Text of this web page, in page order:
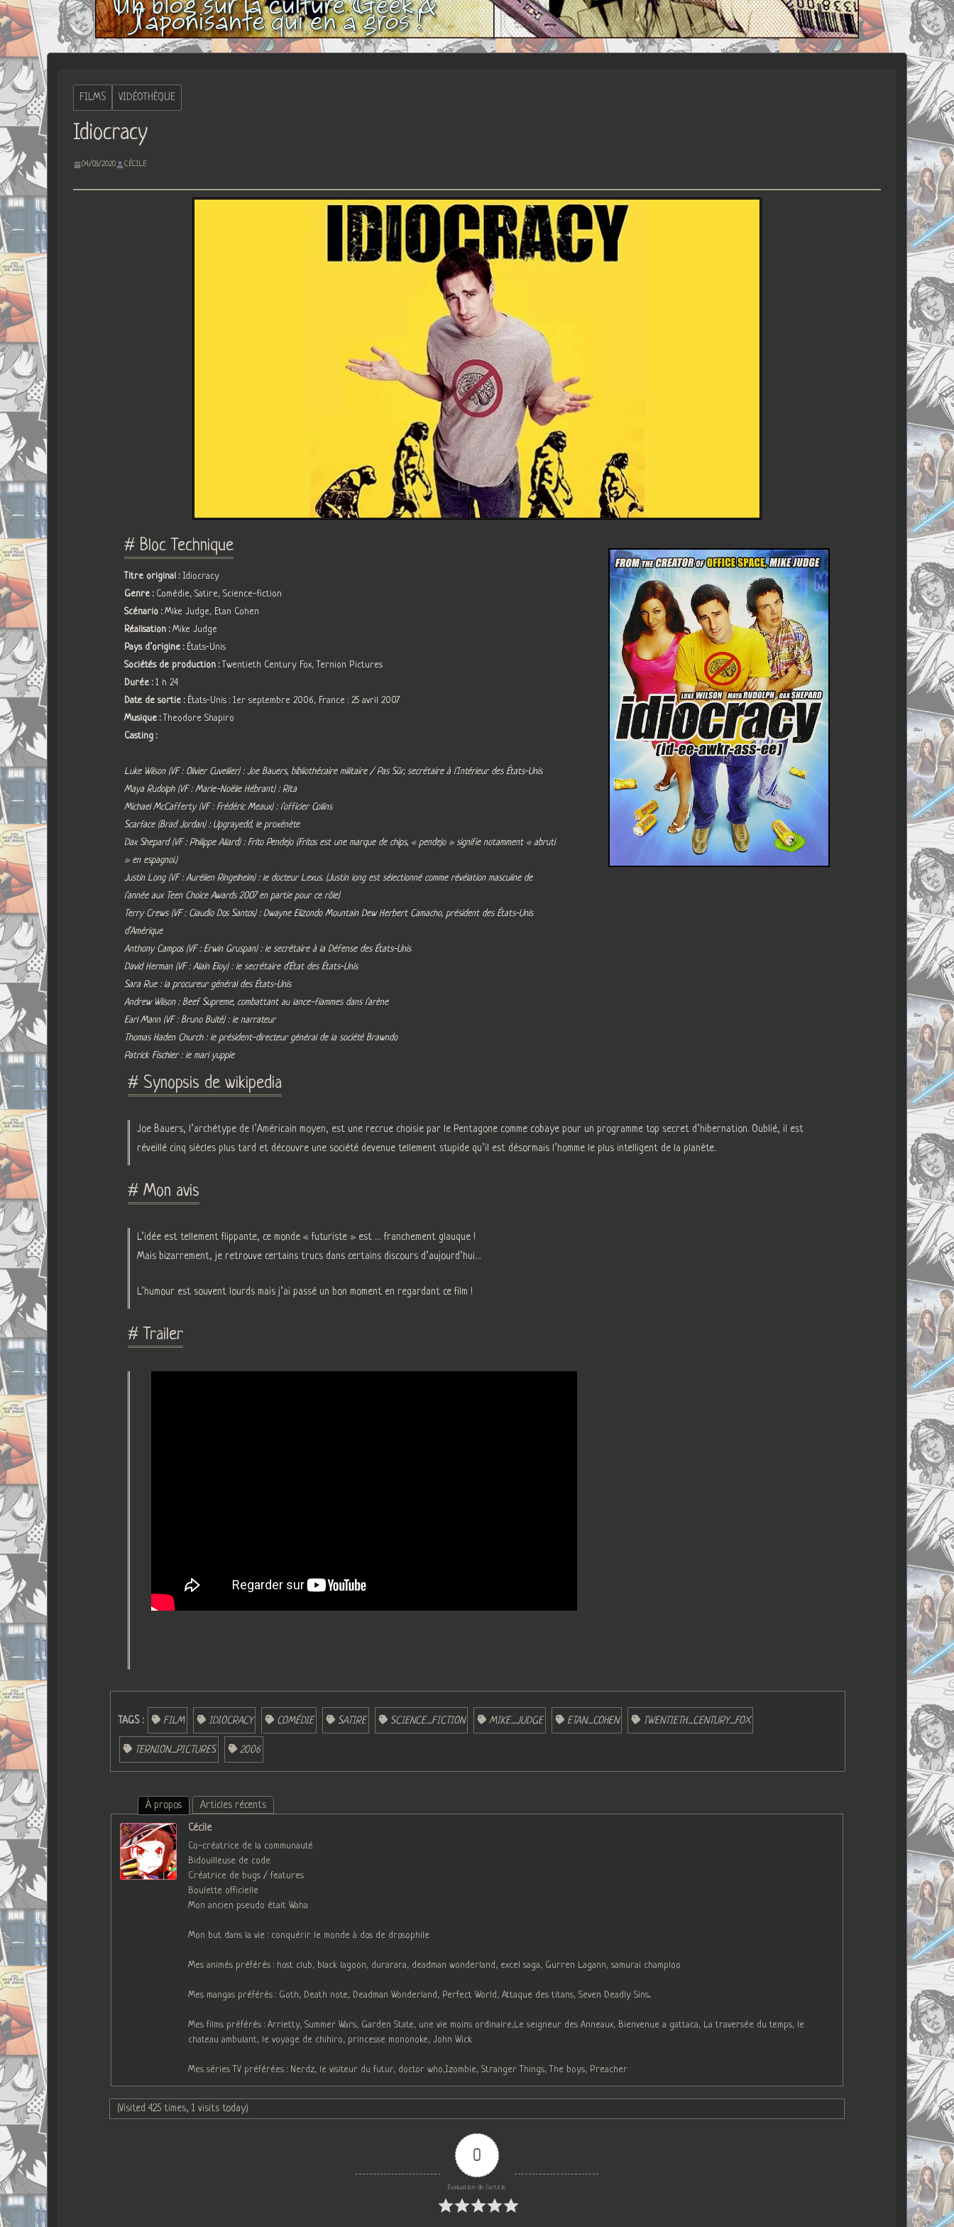
FILMS VIDÉOTHÈQUE
Idiocracy
04/03/2020 CÉCILE
# Bloc Technique
Titre original :Idiocracy
Genre : Comédie, Satire, Science-fiction
Scénario :Mike Judge, Etan Cohen
Réalisation :Mike Judge
Pays d’origine : États-Unis
Sociétés de production : Twentieth Century Fox, Ternion Pictures
Durée :1 h 24
Date de sortie : États-Unis : 1er septembre 2006, France : 25 avril 2007
Musique : Theodore Shapiro
Casting :
Luke Wilson (VF : Olivier Cuvellier) : Joe Bauers, bibliothécaire militaire / Pas Sûr, secrétaire à l’Intérieur des États-Unis
Maya Rudolph (VF : Marie-Noëlle Hébrant) : Rita
Michael McCafferty (VF : Frédéric Meaux) : l’officier Collins
Scarface (Brad Jordan) : Upgrayedd, le proxénète
Dax Shepard (VF : Philippe Allard) : Frito Pendejo (Fritos est une marque de chips, « pendejo » signifie notamment « abruti
» en espagnol.)
Justin Long (VF : Aurélien Ringelheim) : le docteur Lexus. (Justin long est sélectionné comme révélation masculine de
l’année aux Teen Choice Awards 2007 en partie pour ce rôle)
Terry Crews (VF : Claudio Dos Santos) : Dwayne Elizondo Mountain Dew Herbert Camacho, président des États-Unis
d’Amérique
Anthony Campos (VF : Erwin Gruspan) : le secrétaire à la Défense des États-Unis
David Herman (VF : Alain Eloy) : le secrétaire d’État des États-Unis
Sara Rue : la procureur général des États-Unis
Andrew Wilson : Beef Supreme, combattant au lance-flammes dans l’arène
Earl Mann (VF : Bruno Bulté) : le narrateur
Thomas Haden Church : le président-directeur général de la société Brawndo
Patrick Fischler : le mari yuppie
# Synopsis de wikipedia
Joe Bauers, l’archétype de l’Américain moyen, est une recrue choisie par le Pentagone comme cobaye pour un programme top secret d’hibernation. Oublié, il est
réveillé cinq siècles plus tard et découvre une société devenue tellement stupide qu’il est désormais l’homme le plus intelligent de la planète.
# Mon avis
L’idée est tellement flippante, ce monde « futuriste » est … franchement glauque !
Mais bizarrement, je retrouve certains trucs dans certains discours d’aujourd’hui…
L’humour est souvent lourds mais j’ai passé un bon moment en regardant ce film !
# Trailer
TAGS : FILM IDIOCRACY COMÉDIE SATIRE SCIENCE_FICTION MIKE_JUDGE ETAN_COHEN TWENTIETH_CENTURY_FOX
TERNION_PICTURES 2006
À propos
Articles récents
Cécile
Co-créatrice de la communauté
Bidouilleuse de code
Créatrice de bugs / features
Boulette officielle
Mon ancien pseudo était Waha
Mon but dans la vie : conquérir le monde à dos de drosophile
Mes animés préférés : host club, black lagoon, durarara, deadman wonderland, excel saga, Gurren Lagann, samurai champloo
Mes mangas préférés : Goth, Death note, Deadman Wonderland, Perfect World, Attaque des titans, Seven Deadly Sins...
Mes films préférés : Arrietty, Summer Wars, Garden State, une vie moins ordinaire,Le seigneur des Anneaux, Bienvenue a gattaca, La traversée du temps, le
chateau ambulant, le voyage de chihiro, princesse mononoke, John Wick
Mes séries TV préférées : Nerdz, le visiteur du futur, doctor who,Izombie, Stranger Things, The boys, Preacher
(Visited 425 times, 1 visits today)
0
Évaluation de l'article